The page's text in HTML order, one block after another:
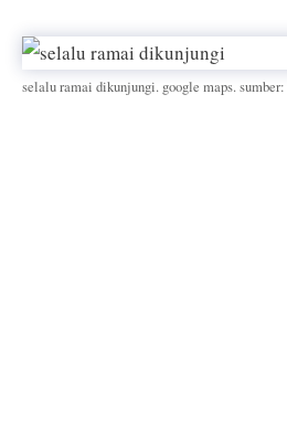
selalu ramai dikunjungi. google maps. sumber: